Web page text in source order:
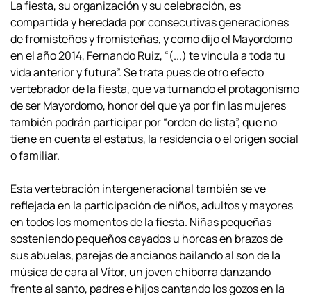
La fiesta, su organización y su celebración, es
compartida y heredada porconsecutivas generaciones
de fromisteños y fromisteñas, y como dijo el Mayordomo
en el año 2014, Fernando Ruiz, “(...) te vincula a toda tu
vida anterior y futura”. Setrata pues de otro efecto
vertebrador de la fiesta, que va turnando el protagonismo
deser Mayordomo, honor del que ya por fin las mujeres
también podrán participar por“orden de lista”, que no
tiene en cuenta el estatus, la residencia o el origen social
ofamiliar.
Esta vertebración intergeneracional también se ve
reflejada en la participaciónde niños, adultos y mayores
en todos los momentos de la fiesta. Niñas pequeñas
sosteniendo pequeños cayados u horcas en brazos de
sus abuelas, parejas de ancianosbailando al son de la
música de cara al Vítor, un joven chiborra danzando
frente al santo, padres e hijos cantando los gozos en la